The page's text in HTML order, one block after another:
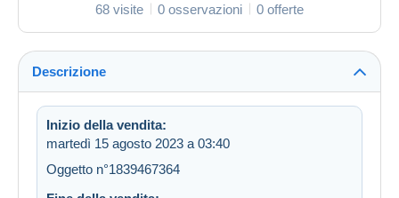
68 visite 0 osservazioni 0 offerte
Descrizione
Inizio della vendita:
martedì 15 agosto 2023 a 03:40
Oggetto n°1839467364